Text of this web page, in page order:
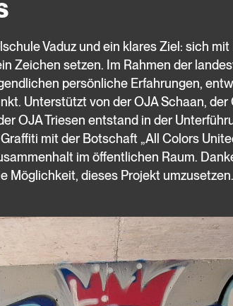
Vaduz und ein klares Ziel: sich
Zeichen setzen. Im Rahmen der
persönliche Erfahrungen,
Unterstützt von der OJA Schaan, der
OJA Triesen entstand in der
mit der Botschaft „All Colors
im öffentlichen Raum.
Möglichkeit, dieses Projekt umzusetzen.